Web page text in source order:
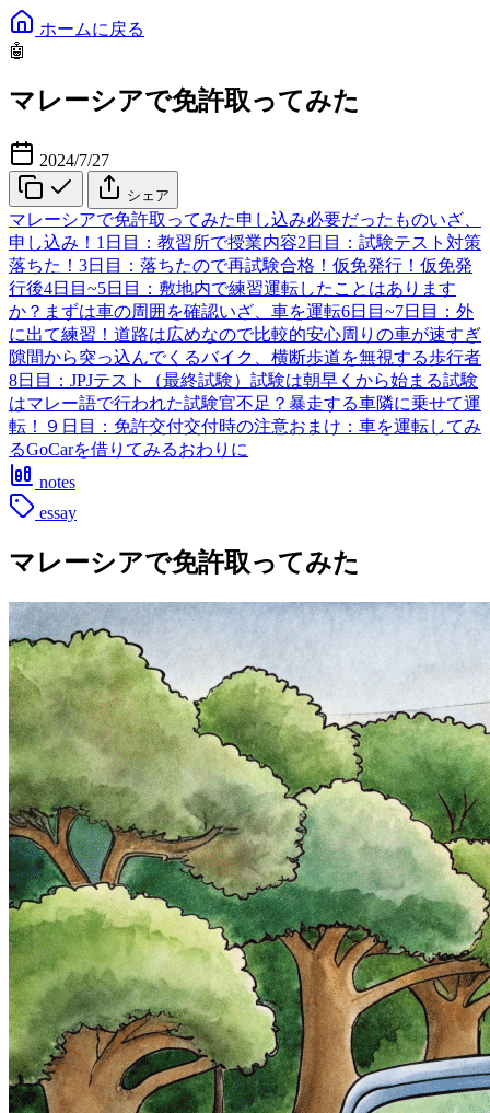
ホームに戻る
🤖
マレーシアで免許取ってみた
2024/7/27
シェア
マレーシアで免許取ってみた申し込み必要だったものいざ、
申し込み！ 1日目：教習所で授業内容2日目：試験テスト対策
落ちた！ 3日目：落ちたので再試験合格！仮免発行！ 仮免発
行後4日目~5日目：敷地内で練習運転したことはあります
か？ まずは車の周囲を確認いざ、車を運転6日目~7日目：外
に出て練習！ 道路は広めなので比較的安心周りの車が速すぎ
隙間から突っ込んでくるバイク、横断歩道を無視する歩行者
8日目：JPJテスト（最終試験） 試験は朝早くから始まる試験
はマレー語で行われた試験官不足？ 暴走する車隣に乗せて運
転！
９日目：免許交付交付時の注意おまけ：車を運転してみ
るGoCarを借りてみるおわりに
notes
essay
マレーシアで免許取ってみた